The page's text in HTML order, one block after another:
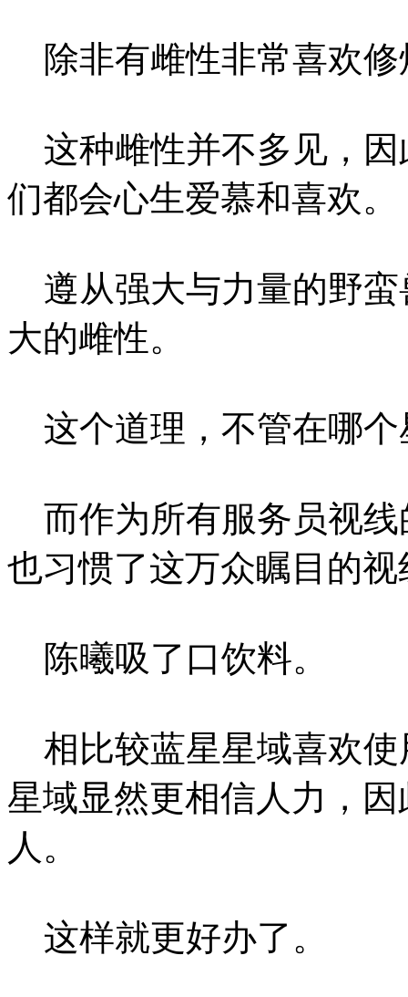
除非有雌性非常喜欢修
这种雌性并不多见，因
们都会心生爱慕和喜欢。
遵从强大与力量的野蛮
大的雌性。
这个道理，不管在哪个
而作为所有服务员视线
也习惯了这万众瞩目的视
陈曦吸了口饮料。
相比较蓝星星域喜欢使
星域显然更相信人力，
人。
这样就更好办了。